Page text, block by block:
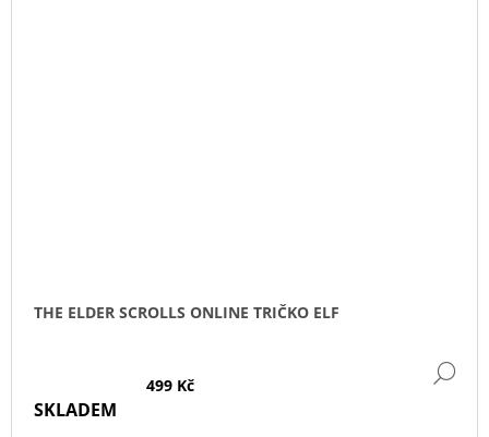
THE ELDER SCROLLS ONLINE TRIČKO ELF
499 Kč
SKLADEM